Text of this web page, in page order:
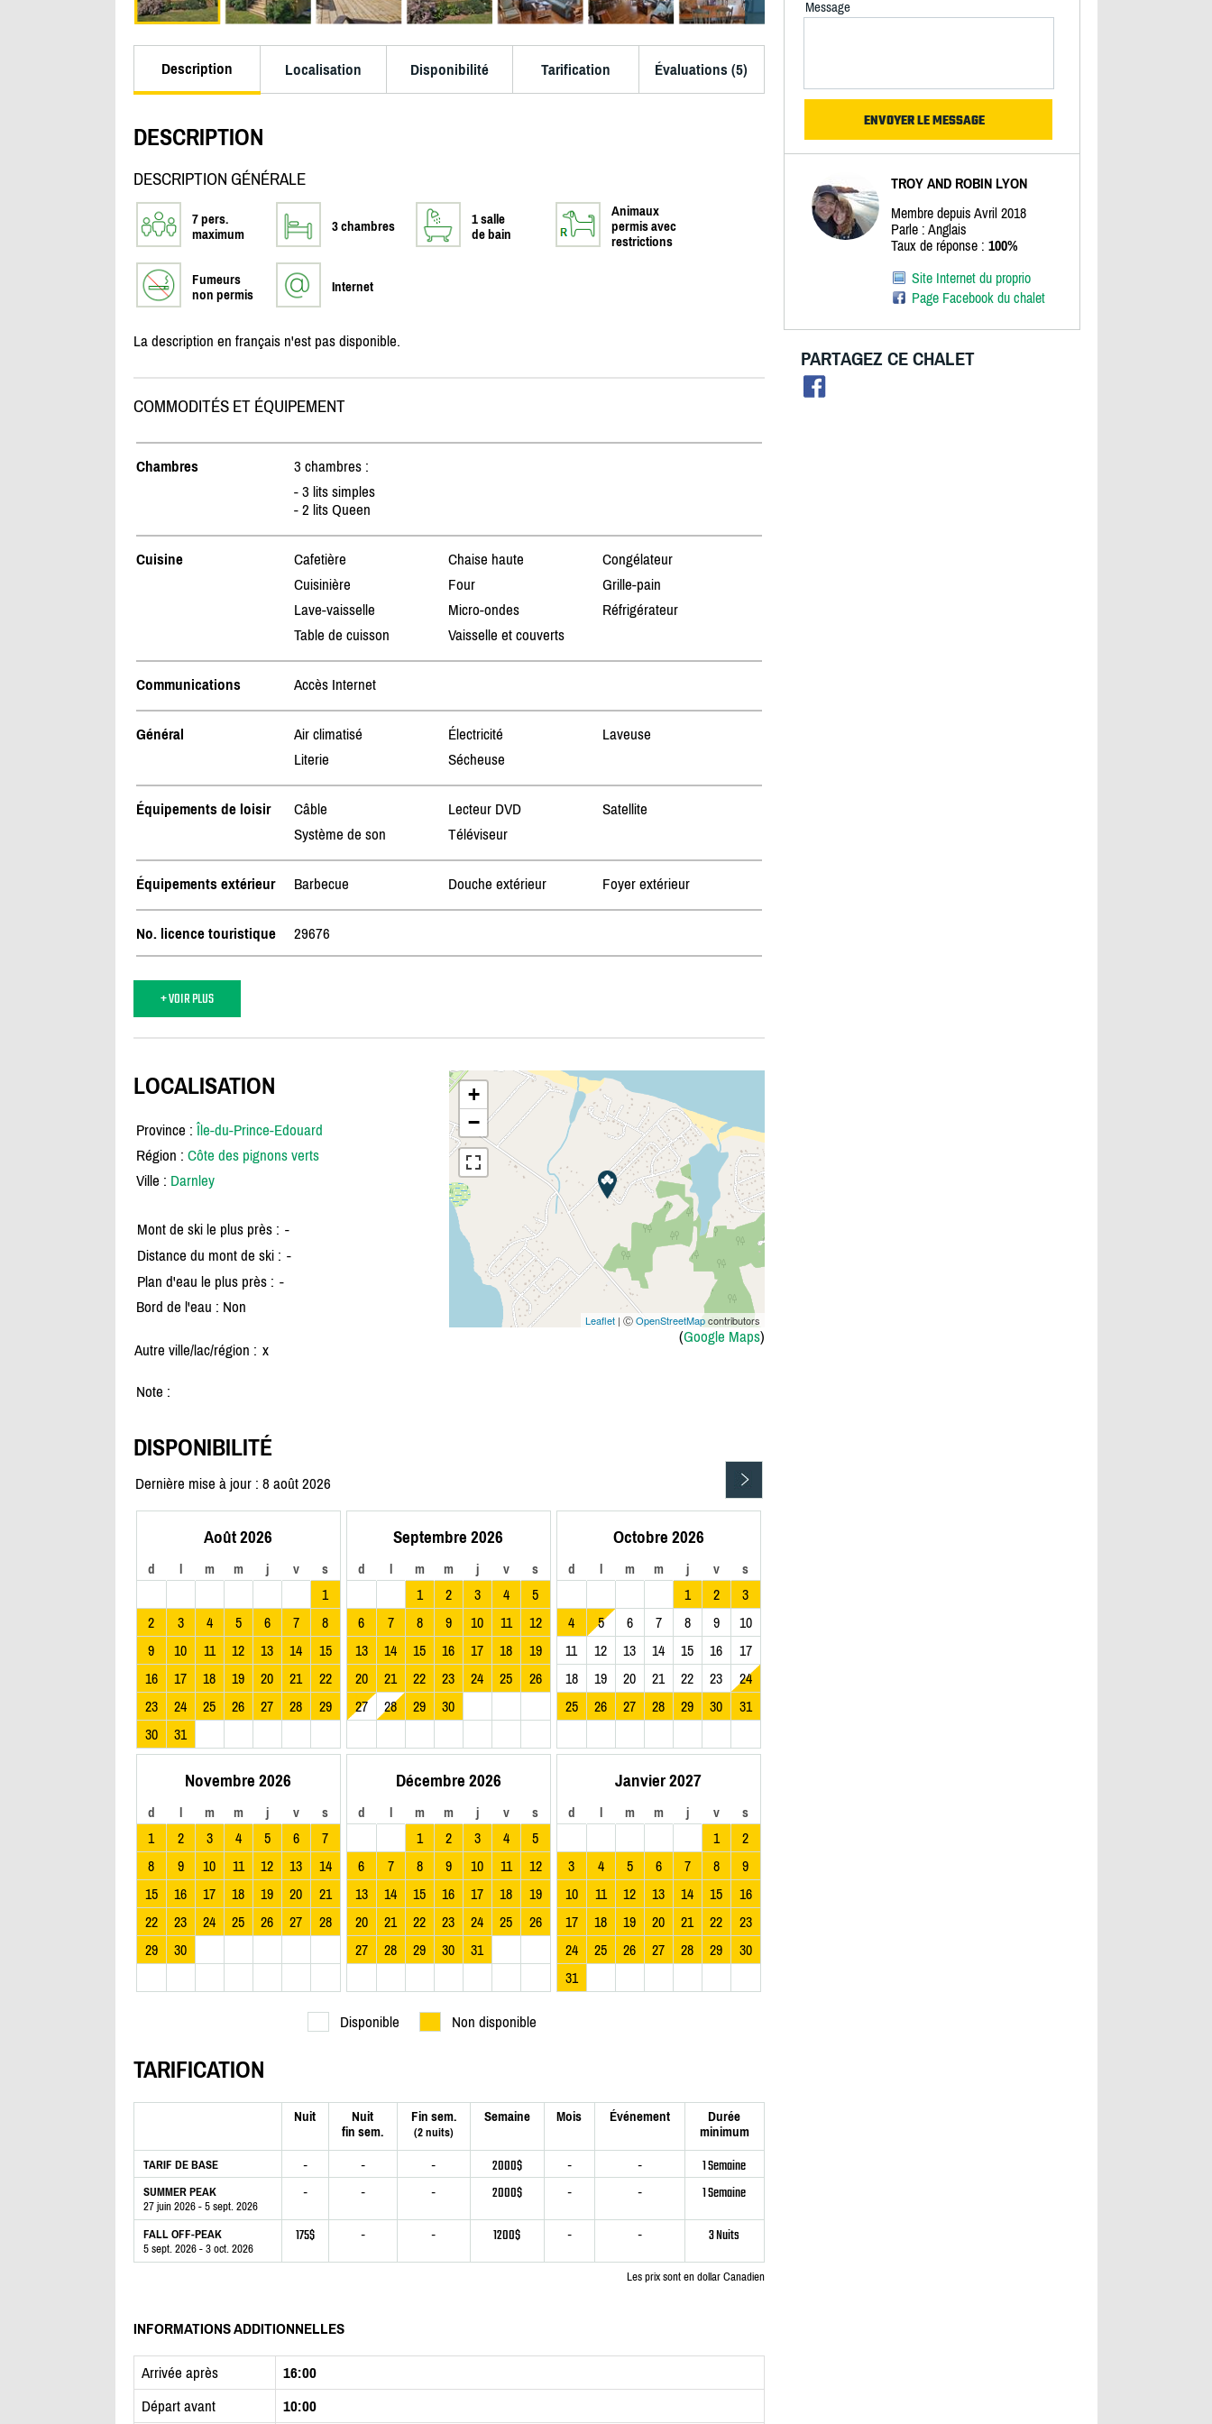
Description Localisation Disponibilité Tarification Évaluations (5)
DESCRIPTION
DESCRIPTION GÉNÉRALE
7 pers.
maximum
3 chambres
1 salle
de bain
Animaux
permis avec
restrictions
Fumeurs
non permis
Internet
La description en français n'est pas disponible.
COMMODITÉS ET ÉQUIPEMENT
Chambres
3 chambres :
- 3 lits simples
- 2 lits Queen
Cuisine Cafetière Chaise haute
Congélateur
Cuisinière
Four
Grille-pain
Lave-vaisselle
Micro-ondes
Réfrigérateur
Table de cuisson
Vaisselle et couverts
Communications Accès Internet
Général Air climatisé Électricité
Laveuse
Literie
Sécheuse
Équipements de loisir Câble Lecteur DVD
Satellite
Système de son
Téléviseur
Équipements extérieur Barbecue Douche extérieur Foyer extérieur
No. licence touristique 29676
+ VOIR PLUS
+
−
Leaflet| ⒸOpenStreetMapcontributors
(Google Maps)
LOCALISATION
Province : Île-du-Prince-Edouard
Région : Côte des pignons verts
Ville : Darnley
Mont de ski le plus près : -
Distance du mont de ski : -
Plan d'eau le plus près : -
Bord de l'eau : Non
Autre ville/lac/région : x
Note :
DISPONIBILITÉ
Dernière mise à jour : 8 août 2026
Août 2026
d l m m j v s
1
2
3 4 5 6 7
8
9
10 11 12 13 14
15
16
17 18 19 20 21
22
23
24 25 26 27 28
29
30
31
Septembre 2026
d l m m j v s
1 2 3 4
5
6
7 8 9 10 11
12
13
14 15 16 17 18
19
20
21 22 23 24 25
26
27
28 29 30
Octobre 2026
d l m m j v s
1 2
3
4
5 6 7 8 9
10
11
12 13 14 15 16
17
18
19 20 21 22 23
24
25
26 27 28 29 30 31
Novembre 2026
d l m m j v s
1 2 3 4 5 6
7
8
9 10 11 12 13
14
15
16 17 18 19 20
21
22
23 24 25 26 27
28
29
30
Décembre 2026
d l m m j v s
1 2 3 4
5
6
7 8 9 10 11
12
13
14 15 16 17 18
19
20
21 22 23 24 25
26
27
28 29 30 31
Janvier 2027
d l m m j v s
1
2
3
4 5 6 7 8
9
10
11 12 13 14 15
16
17
18 19 20 21 22
23
24
25 26 27 28 29
30
31
Disponible Non disponible
TARIFICATION
Nuit
Nuit
fin sem.
Fin sem.
(2 nuits)
Semaine Mois Événement
Durée
minimum
TARIF DE BASE - - - 2000$ - - 1 Semaine
SUMMER PEAK
27 juin 2026 - 5 sept. 2026
- - - 2000$ - - 1 Semaine
FALL OFF-PEAK
5 sept. 2026 - 3 oct. 2026
175$ - - 1200$ - - 3 Nuits
Les prix sont en dollar Canadien
INFORMATIONS ADDITIONNELLES
Arrivée après
16:00
Départ avant
10:00
Message
TROY AND ROBIN LYON
Membre depuis Avril 2018
Parle : Anglais
Taux de réponse : 100%
Site Internet du proprio
Page Facebook du chalet
PARTAGEZ CE CHALET